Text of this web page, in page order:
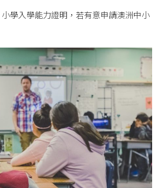
學入學能力證明，若有意申請澳洲中小